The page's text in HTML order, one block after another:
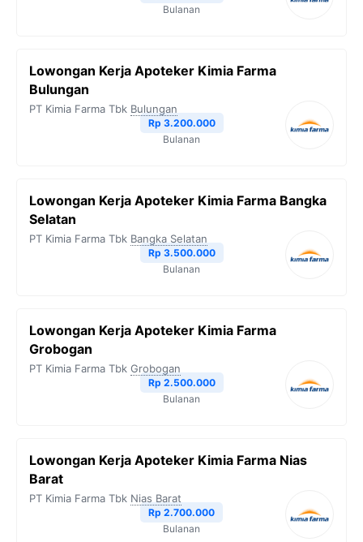
Bulanan
Lowongan Kerja Apoteker Kimia Farma
Bulungan
PT Kimia Farma Tbk Bulungan
Rp 3.200.000
Bulanan
Lowongan Kerja Apoteker Kimia Farma Bangka
Selatan
PT Kimia Farma Tbk Bangka Selatan
Rp 3.500.000
Bulanan
Lowongan Kerja Apoteker Kimia Farma
Grobogan
PT Kimia Farma Tbk Grobogan
Rp 2.500.000
Bulanan
Lowongan Kerja Apoteker Kimia Farma Nias
Barat
PT Kimia Farma Tbk Nias Barat
Rp 2.700.000
Bulanan